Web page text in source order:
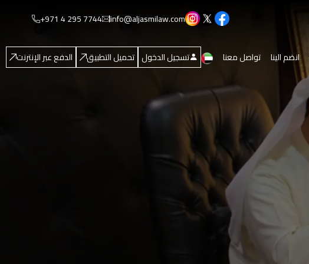
info@aljasmilaw.com
+971 4 295 7744
انضم الينا تواصل معنا تسجيل الدخول تحميل التطبيق الدفع عبر الإنترنت